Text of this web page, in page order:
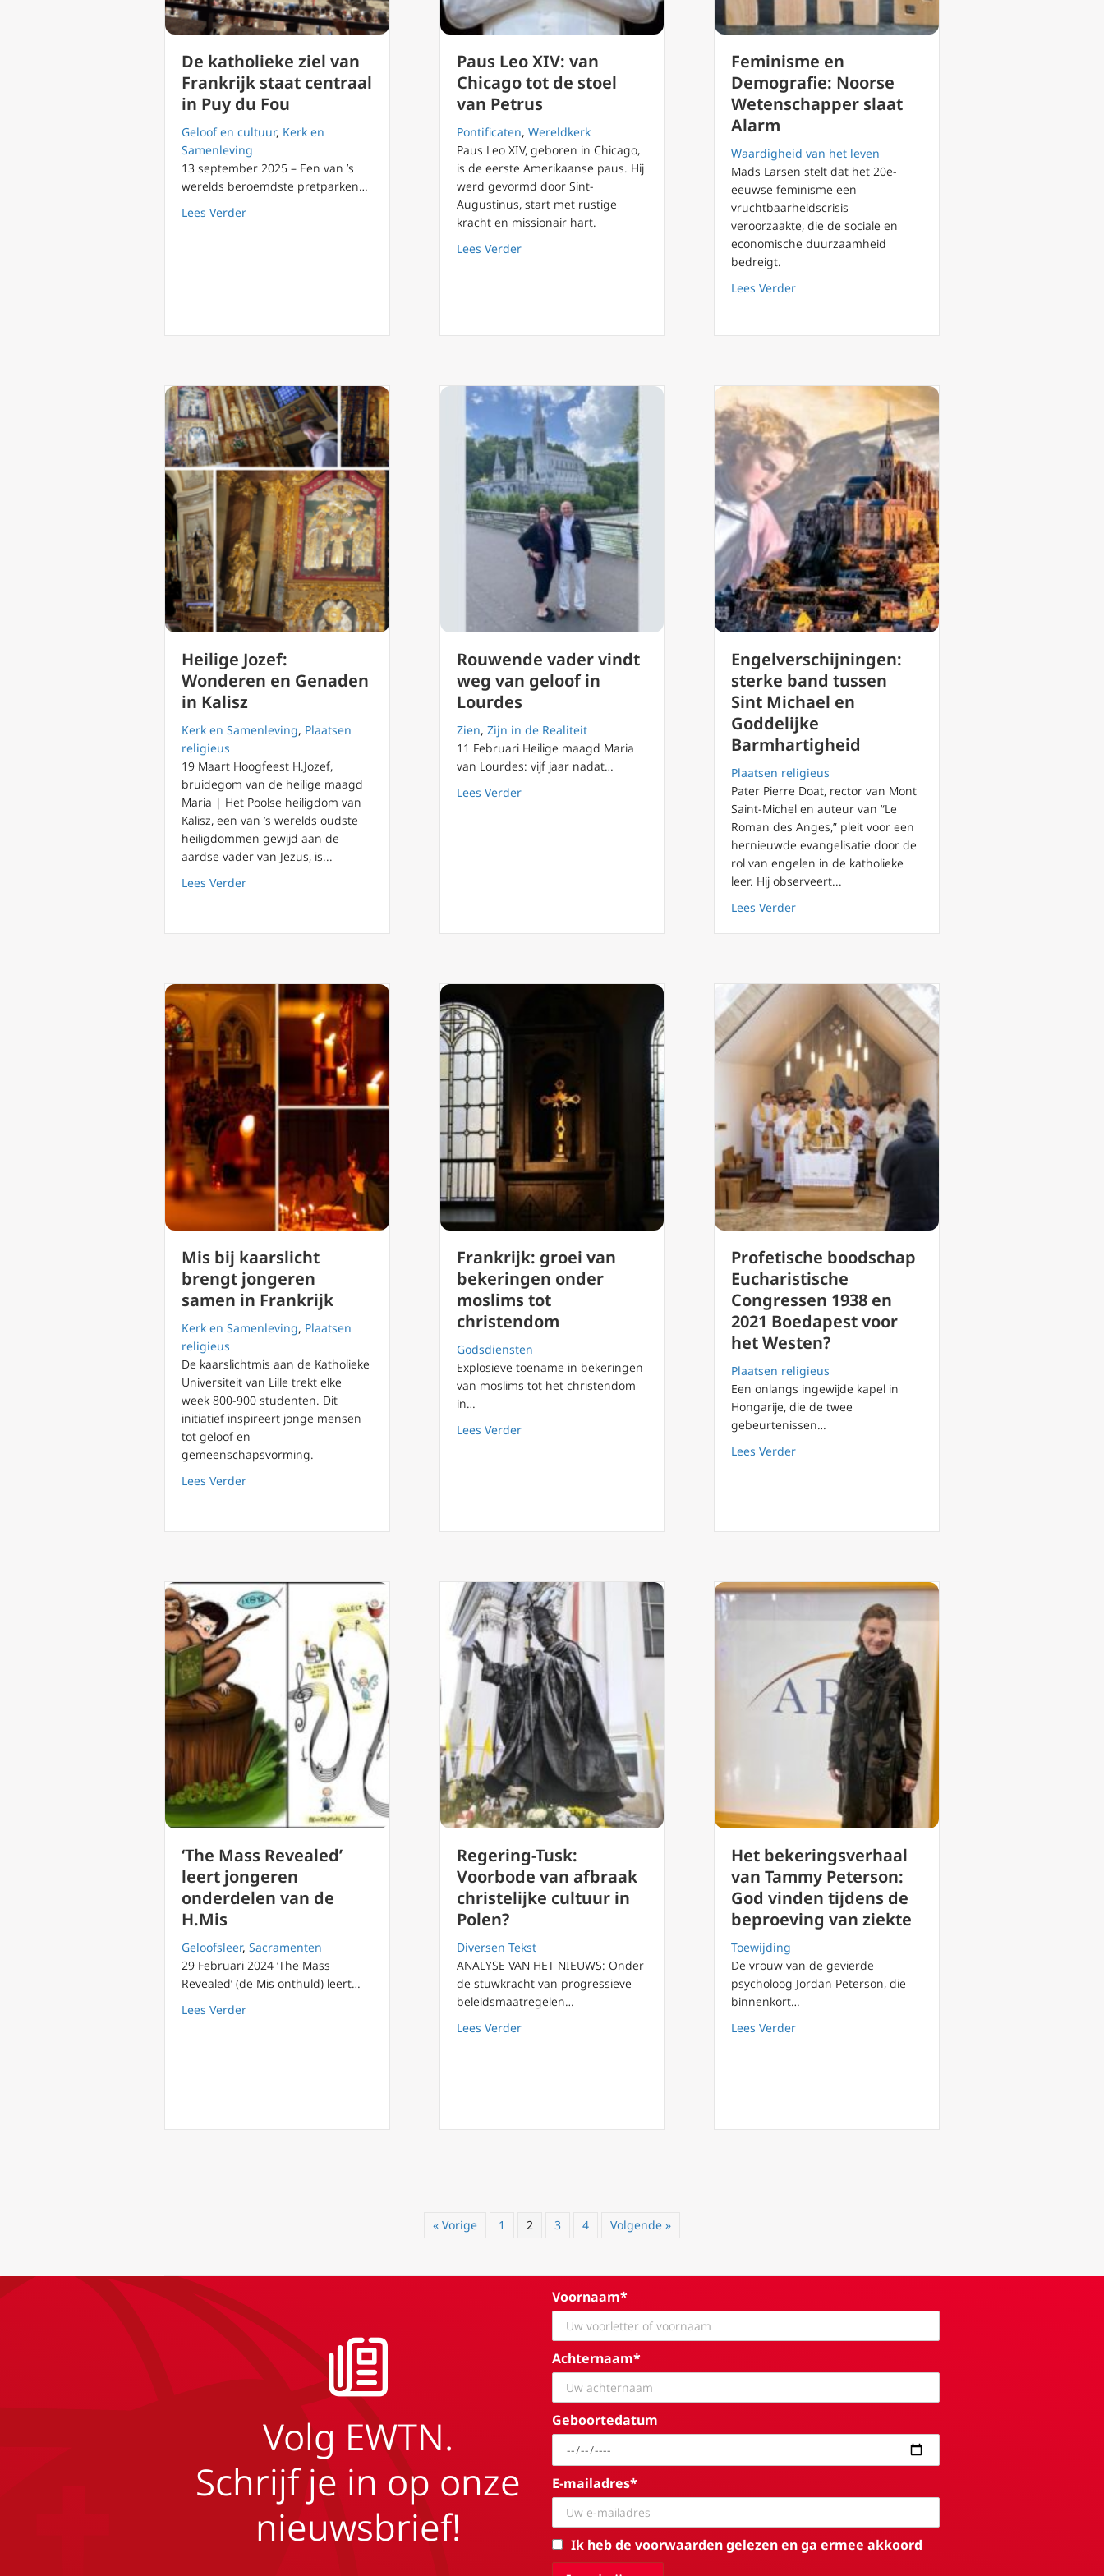
De katholieke ziel van
Frankrijk staat centraal
in Puy du Fou
Geloof en cultuur, Kerk en
Samenleving
13 september 2025 – Een van ’s
werelds beroemdste pretparken…
Lees Verderabout De katholieke ziel van Frankrijk staat centraal in Puy du Fou
Paus Leo XIV: van
Chicago tot de stoel
van Petrus
Pontificaten, Wereldkerk
Paus Leo XIV, geboren in Chicago,
is de eerste Amerikaanse paus. Hij
werd gevormd door Sint-
Augustinus, start met rustige
kracht en missionair hart.
Lees Verderabout Paus Leo XIV: van Chicago tot de stoel van Petrus
Feminisme en
Demografie: Noorse
Wetenschapper slaat
Alarm
Waardigheid van het leven
Mads Larsen stelt dat het 20e-
eeuwse feminisme een
vruchtbaarheidscrisis
veroorzaakte, die de sociale en
economische duurzaamheid
bedreigt.
Lees Verderabout Feminisme en Demografie: Noorse
Heilige Jozef:
Wonderen en Genaden
in Kalisz
Kerk en Samenleving, Plaatsen
religieus
19 Maart Hoogfeest H.Jozef,
bruidegom van de heilige maagd
Maria | Het Poolse heiligdom van
Kalisz, een van ’s werelds oudste
heiligdommen gewijd aan de
aardse vader van Jezus, is...
Lees Verderabout Heilige Jozef: Wonderen en Genaden in Kalisz
Rouwende vader vindt
weg van geloof in
Lourdes
Zien, Zijn in de Realiteit
11 Februari Heilige maagd Maria
van Lourdes: vijf jaar nadat…
Lees Verderabout Rouwende vader vindt weg van geloof in Lourdes
Engelverschijningen:
sterke band tussen
Sint Michael en
Goddelijke
Barmhartigheid
Plaatsen religieus
Pater Pierre Doat, rector van Mont
Saint-Michel en auteur van “Le
Roman des Anges,” pleit voor een
hernieuwde evangelisatie door de
rol van engelen in de katholieke
leer. Hij observeert...
Lees Verderabout Engelverschijningen: sterke band tussen Sint
Mis bij kaarslicht
brengt jongeren
samen in Frankrijk
Kerk en Samenleving, Plaatsen
religieus
De kaarslichtmis aan de Katholieke
Universiteit van Lille trekt elke
week 800-900 studenten. Dit
initiatief inspireert jonge mensen
tot geloof en
gemeenschapsvorming.
Lees Verderabout Mis bij kaarslicht brengt jongeren samen in Frankrijk
Frankrijk: groei van
bekeringen onder
moslims tot
christendom
Godsdiensten
Explosieve toename in bekeringen
van moslims tot het christendom
in…
Lees Verderabout Frankrijk: groei van bekeringen onder moslims tot christendom
Profetische boodschap
Eucharistische
Congressen 1938 en
2021 Boedapest voor
het Westen?
Plaatsen religieus
Een onlangs ingewijde kapel in
Hongarije, die de twee
gebeurtenissen…
Lees Verderabout Profetische boodschap Eucharistische
‘The Mass Revealed’
leert jongeren
onderdelen van de
H.Mis
Geloofsleer, Sacramenten
29 Februari 2024 ‘The Mass
Revealed’ (de Mis onthuld) leert…
Lees Verderabout ‘The Mass Revealed’ leert jongeren onderdelen van de H.Mis
Regering-Tusk:
Voorbode van afbraak
christelijke cultuur in
Polen?
Diversen Tekst
ANALYSE VAN HET NIEUWS: Onder
de stuwkracht van progressieve
beleidsmaatregelen…
Lees Verderabout Regering-Tusk: Voorbode van afbraak christelijke cultuur in Polen?
Het bekeringsverhaal
van Tammy Peterson:
God vinden tijdens de
beproeving van ziekte
Toewijding
De vrouw van de gevierde
psycholoog Jordan Peterson, die
binnenkort…
Lees Verderabout Het bekeringsverhaal van Tammy Peterson:
« Vorige 1 2 3 4 Volgende »
Volg EWTN.
Schrijf je in op onze
nieuwsbrief!
Voornaam*
Achternaam*
Geboortedatum
E-mailadres*
Ik heb de voorwaarden gelezen en ga ermee akkoord